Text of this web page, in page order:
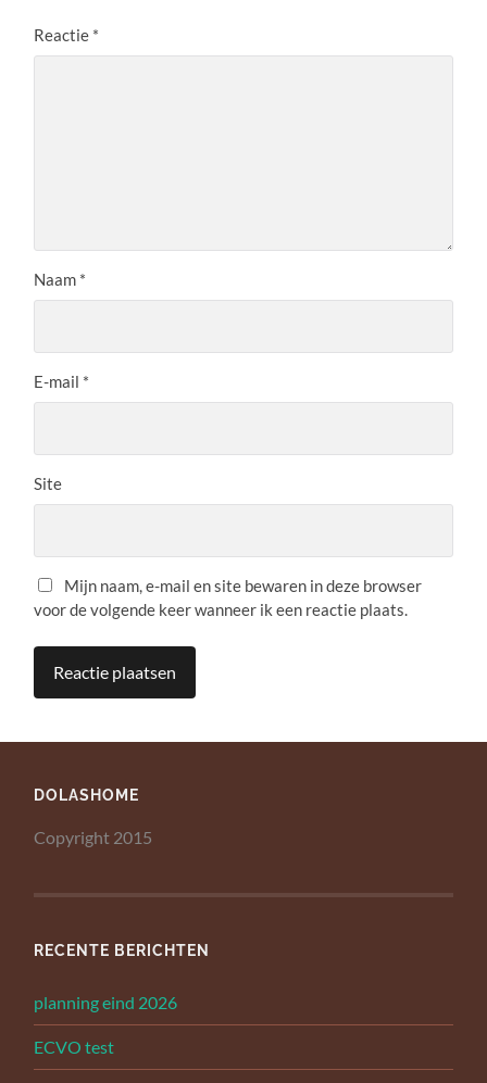
Reactie *
Naam *
E-mail *
Site
Mijn naam, e-mail en site bewaren in deze browser
voor de volgende keer wanneer ik een reactie plaats.
DOLASHOME
Copyright 2015
RECENTE BERICHTEN
planning eind 2026
ECVO test